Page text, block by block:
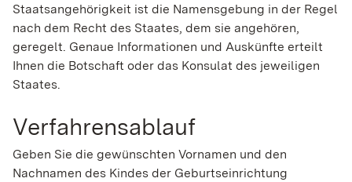
Staatsangehörigkeit ist die Namensgebung in der Regel
nach dem Recht des Staates, dem sie angehören,
geregelt. Genaue Informationen und Auskünfte erteilt
Ihnen die Botschaft oder das Konsulat des jeweiligen
Staates.
Verfahrensablauf
Geben Sie die gewünschten Vornamen und den
Nachnamen des Kindes der Geburtseinrichtung